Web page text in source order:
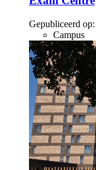
Gepubliceerd op:
Campus